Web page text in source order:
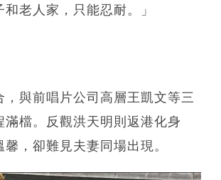
老人家，只能忍耐。」
與前唱片公司高層王凱文等三
檔。反觀洪天明則返港化身
，卻難見夫妻同場出現。